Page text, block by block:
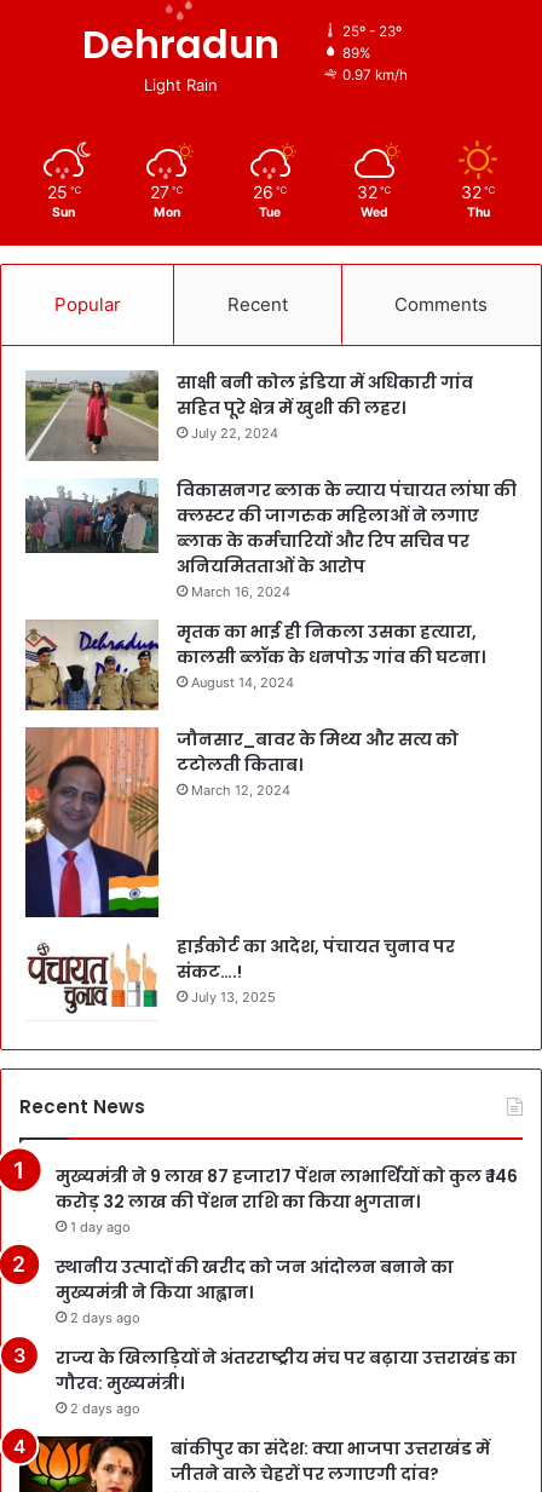
Dehradun
Light Rain
25º - 23º
89%
0.97 km/h
25 ℃
Sun
27 ℃
Mon
26 ℃
Tue
32 ℃
Wed
32 ℃
Thu
Popular Recent Comments
साक्षी बनी कोल इंडिया में अधिकारी गांव
सहित पूरे क्षेत्र में खुशी की लहर।
July 22, 2024
विकासनगर ब्लाक के न्याय पंचायत लांघा की
क्लस्टर की जागरुक महिलाओं ने लगाए
ब्लाक के कर्मचारियों और रिप सचिव पर
अनियमितताओं के आरोप
March 16, 2024
मृतक का भाई ही निकला उसका हत्यारा,
कालसी ब्लॉक के धनपोऊ गांव की घटना।
August 14, 2024
जौनसार_बावर के मिथ्य और सत्य को
टटोलती किताब।
March 12, 2024
हाईकोर्ट का आदेश, पंचायत चुनाव पर
संकट….!
July 13, 2025
Recent News
मुख्यमंत्री ने 9 लाख 87 हजार17 पेंशन लाभार्थियों को कुल ₹ 146
करोड़ 32 लाख की पेंशन राशि का किया भुगतान।
1 day ago
स्थानीय उत्पादों की खरीद को जन आंदोलन बनाने का
मुख्यमंत्री ने किया आह्वान।
2 days ago
राज्य के खिलाड़ियों ने अंतरराष्ट्रीय मंच पर बढ़ाया उत्तराखंड का
गौरव: मुख्यमंत्री।
2 days ago
बांकीपुर का संदेश: क्या भाजपा उत्तराखंड में
जीतने वाले चेहरों पर लगाएगी दांव?